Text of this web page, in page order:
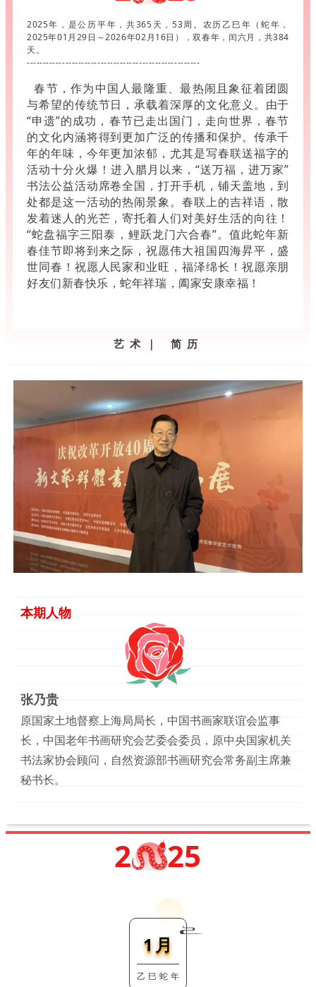
2025年，是公历平年，共365天，53周。农历乙巳年（蛇年，
2025年01月29日～2026年02月16日），双春年，闰六月，共384
天。
------------------------------------------------------
春节，作为中国人最隆重、最热闹且象征着团圆
与希望的传统节日，承载着深厚的文化意义。由于
“申遗”的成功，春节已走出国门，走向世界，春节
的文化内涵将得到更加广泛的传播和保护。传承千
年的年味，今年更加浓郁，尤其是写春联送福字的
活动十分火爆！进入腊月以来，“送万福，进万家”
书法公益活动席卷全国，打开手机，铺天盖地，到
处都是这一活动的热闹景象。春联上的吉祥语，散
发着迷人的光芒，寄托着人们对美好生活的向往！
“蛇盘福字三阳泰，鲤跃龙门六合春”。值此蛇年新
春佳节即将到来之际，祝愿伟大祖国四海昇平，盛
世同春！祝愿人民家和业旺，福泽绵长！祝愿亲朋
好友们新春快乐，蛇年祥瑞，阖家安康幸福！
艺术｜ 简历
本期人物
张乃贵
原国家土地督察上海局局长，中国书画家联谊会监事
长，中国老年书画研究会艺委会委员，原中央国家机关
书法家协会顾问，自然资源部书画研究会常务副主席兼
秘书长。
2 25
1月
乙 巳 蛇 年